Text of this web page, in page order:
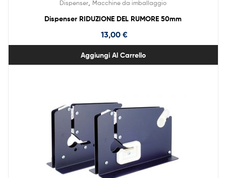
Dispenser, Macchine da imballaggio
Dispenser RIDUZIONE DEL RUMORE 50mm
13,00 €
Aggiungi Al Carrello